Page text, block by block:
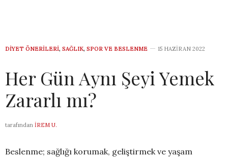
DIYET ÖNERILERI, SAĞLIK, SPOR VE BESLENME 15 HAZIRAN 2022
Her Gün Aynı Şeyi Yemek
Zararlı mı?
tarafından İREM U.
Beslenme; sağlığı korumak, geliştirmek ve yaşam